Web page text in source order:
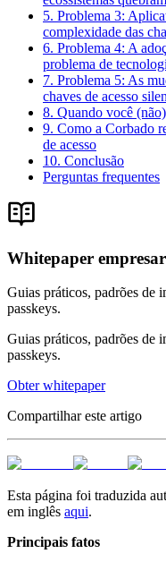
5. Problema 3:
complexidade das
6. Problema 4: A
problema de
7. Problema 5: As
chaves de acesso
8. Quando você
9. Como a Corbado
de acesso
10. Conclusão
Perguntas frequentes
Whitepaper
Guias práticos, padrões de
passkeys.
Guias práticos, padrões de
passkeys.
Obter whitepaper
Compartilhar este artigo
Esta página foi traduzida
em inglês aqui.
Principais fatos